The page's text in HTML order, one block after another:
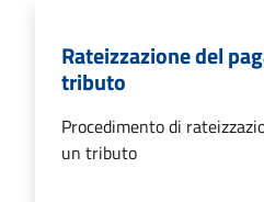
Rateizzazione del
tributo
Procedimento di
un tributo